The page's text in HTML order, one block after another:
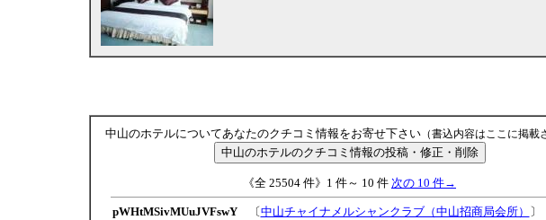
中山のホテルについてあなたのクチコミ情報をお寄せ下さい （書込内容はここに掲載
《全 25504 件》1 件～ 10 件 次の 10 件→
pWHtMSivMUuJVFswY〔中山チャイナメルシャンクラブ（中山招商局会所） 〕